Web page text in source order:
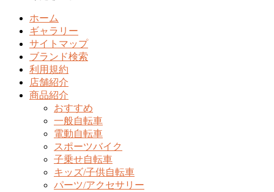
ホーム
ギャラリー
サイトマップ
ブランド検索
利用規約
店舗紹介
商品紹介
おすすめ
一般自転車
電動自転車
スポーツバイク
子乗せ自転車
キッズ/子供自転車
パーツ/アクセサリー